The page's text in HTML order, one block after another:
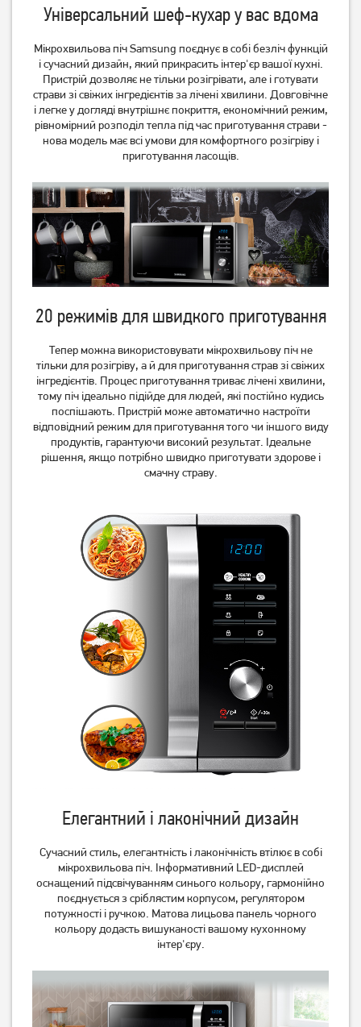
Мікрохвильова піч LG MS
2042 DB
4 499грн
4 199грн
Мікрохвильова піч LG MS
2042 DY
4 199грн
Мікрохвильова піч
6 199грн
5 699грн
Мікрохвильова піч
6 199грн
5 699грн
Мікрохвильова піч Gorenje
Мікрохвильова піч Gorenje
MO17E1S
3 099грн
EM-2010
3 799грн
Whirlpool MWP 101 B
3 269грн
Універсальний шеф-кухар у вас вдома
Мікрохвильова піч Samsung поєднує в собі безліч функцій
і сучасний дизайн, який прикрасить інтер'єр вашої кухні.
Пристрій дозволяє не тільки розігрівати, але і готувати
страви зі свіжих інгредієнтів за лічені хвилини. Довговічне
і легке у догляді внутрішнє покриття, економічний режим,
рівномірний розподіл тепла під час приготування страви -
нова модель має всі умови для комфортного розігріву і
приготування ласощів.
20 режимів для швидкого приготування
Тепер можна використовувати мікрохвильову піч не
тільки для розігріву, а й для приготування страв зі свіжих
інгредієнтів. Процес приготування триває лічені хвилини,
тому піч ідеально підійде для людей, які постійно кудись
поспішають. Пристрій може автоматично настроїти
відповідний режим для приготування того чи іншого виду
продуктів, гарантуючи високий результат. Ідеальне
рішення, якщо потрібно швидко приготувати здорове і
смачну страву.
Елегантний і лаконічний дизайн
Сучасний стиль, елегантність і лаконічність втілює в собі
мікрохвильова піч. Інформативний LED-дисплей
оснащений підсвічуванням синього кольору, гармонійно
поєднується з сріблястим корпусом, регулятором
потужності і ручкою. Матова лицьова панель чорного
кольору додасть вишуканості вашому кухонному
інтер'єру.